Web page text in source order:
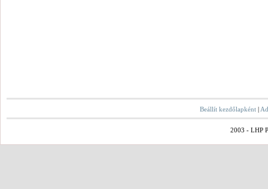
Beállít kezdőlapként |
2003 - LHP